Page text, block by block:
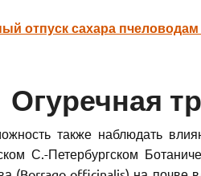
отпуск сахара пчеловодам
Огуречная
также наблюдать
С.-Петербургском